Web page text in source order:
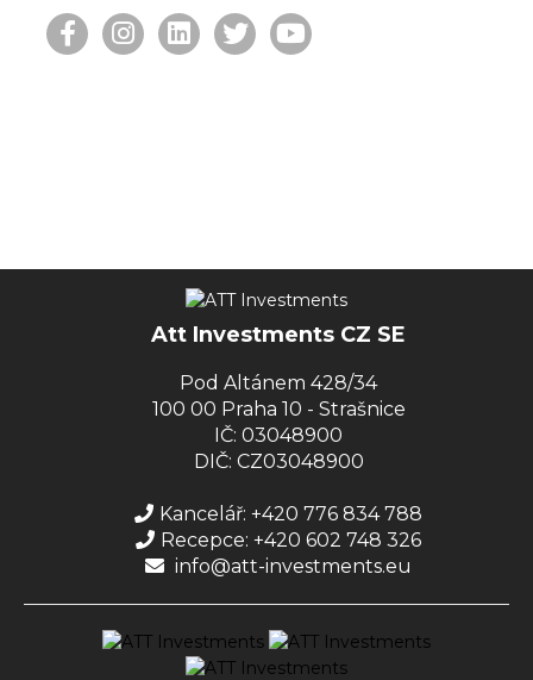
Att Investments CZ SE
Pod Altánem 428/34
100 00 Praha 10 - Strašnice
IČ: 03048900
DIČ: CZ03048900
Kancelář: +420 776 834 788
Recepce: +420 602 748 326
info@att-investments.eu